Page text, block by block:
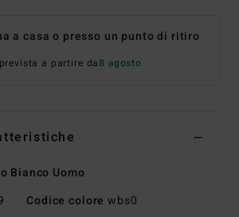
a casa o presso un punto di ritiro
a partire da8 agosto
Bianco Uomo
Codice colore wbs0